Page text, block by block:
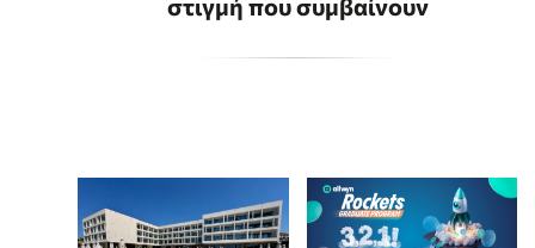
στιγμή που συμβαίνουν